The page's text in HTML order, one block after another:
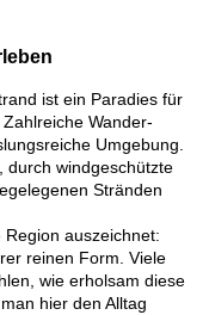
ist ein Paradies für
Wander-
Umgebung.
durch windgeschützte
Stränden
auszeichnet:
reinen Form. Viele
wie erholsam diese
hier den Alltag